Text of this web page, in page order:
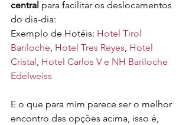
central para facilitar os deslocamentos
do dia-dia:
Exemplo de Hotéis: Hotel Tirol
Bariloche, Hotel Tres Reyes, Hotel
Cristal, Hotel Carlos V e NH Bariloche
Edelweiss
E o que para mim parece ser o melhor
encontro das opções acima, isso é,